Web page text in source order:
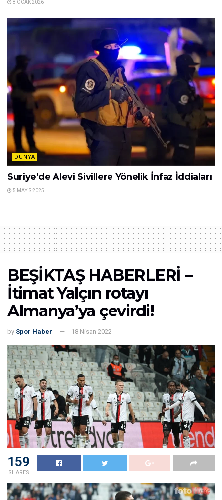
8 OCAK 2026
DÜNYA
Suriye’de Alevi Sivillere Yönelik İnfaz İddiaları
5 MAYIS 2025
BEŞİKTAŞ HABERLERİ –
İtimat Yalçın rotayı
Almanya’ya çevirdi!
by Spor Haber 18 Nisan 2022
159
SHARES